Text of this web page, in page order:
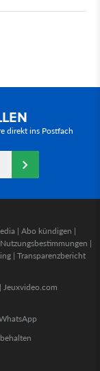
direkt ins Postfach
| Abo kündigen |
Nutzungsbestimmungen |
| Transparenzbericht
| Jeuxvideo.com